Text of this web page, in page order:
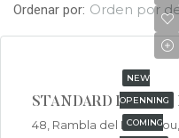
Ordenar por: Orden por
NEW
OPENNING
COMING
STANDARD ROOM –